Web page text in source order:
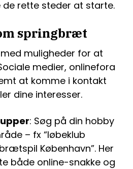
rette steder at starte.
springbræt
muligheder for at
medier, onlinefora
at komme i kontakt
dine interesser.
: Søg på din hobby
– fx “løbeklub
København”. Her
både online-snakke og